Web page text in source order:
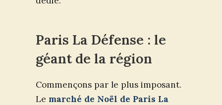
Paris La Défense : le
géant de la région
Commençons par le plus imposant.
Le marché de Noël de Paris La